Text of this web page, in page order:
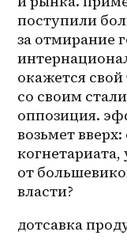
поступили
за отмирание
окажется свой
со своим
оппозиция.
возьмет
когнетариата,
от
власти?
дотсавка